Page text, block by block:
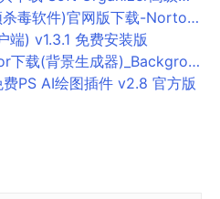
网版下载-Norton Antivirus电脑版下载
端) v1.3.1 免费安装版
成器)_Background Generator官方版下载
PS AI绘图插件 v2.8 官方版